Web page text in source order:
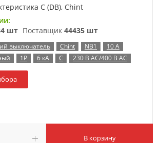
C (DB), Chint
шт Поставщик 44435 шт
выключатель Chint NB1
10 А
1P 6 кА C 230 В AC/400 В AC
В корзину